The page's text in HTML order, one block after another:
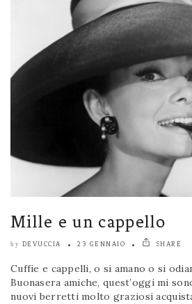
Mille e un cappello
by DEVUCCIA 23 GENNAIO SHARE
Cuffie e cappelli, o si amano o si
Buonasera amiche, quest’oggi mi
nuovi berretti molto graziosi